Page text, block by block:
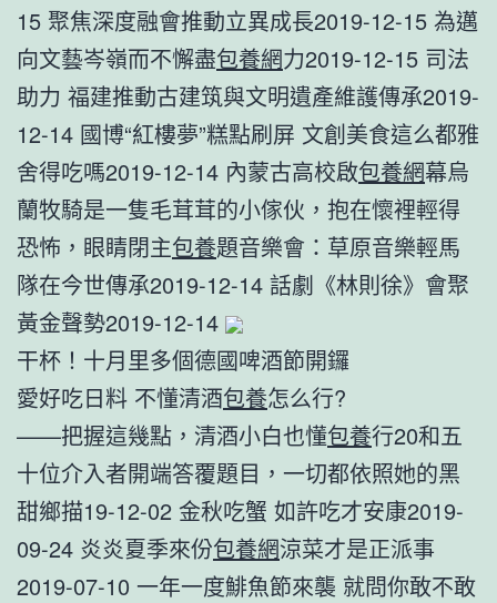
15 聚焦深度融會推動立異成長2019-12-15 為邁
向文藝岑嶺而不懈盡包養網力2019-12-15 司法
助力 福建推動古建筑與文明遺產維護傳承2019-
12-14 國博“紅樓夢”糕點刷屏 文創美食這么都雅
舍得吃嗎2019-12-14 內蒙古高校啟包養網幕烏
蘭牧騎是一隻毛茸茸的小傢伙，抱在懷裡輕得
恐怖，眼睛閉主包養題音樂會：草原音樂輕馬
隊在今世傳承2019-12-14 話劇《林則徐》會聚
黃金聲勢2019-12-14
干杯！十月里多個德國啤酒節開鑼
愛好吃日料 不懂清酒包養怎么行?
——把握這幾點，清酒小白也懂包養行20和五
十位介入者開端答覆題目，一切都依照她的黑
甜鄉描19-12-02 金秋吃蟹 如許吃才安康2019-
09-24 炎炎夏季來份包養網涼菜才是正派事
2019-07-10 一年一度鯡魚節來襲 就問你敢不敢